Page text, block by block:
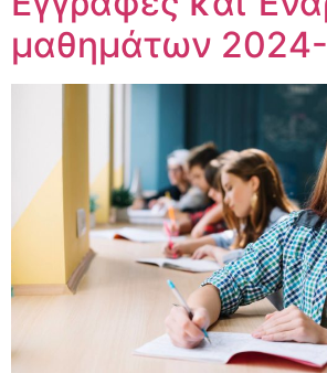
μαθημάτων